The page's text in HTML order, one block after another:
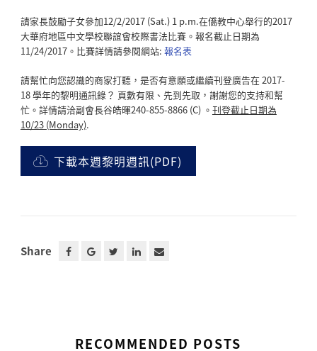
請家長鼓勵子女參加12/2/2017 (Sat.) 1 p.m.在僑教中心舉行的2017
大華府地區中文學校聯誼會校際書法比賽。報名截止日期為
11/24/2017。比賽詳情請參閱網站: 報名表
請幫忙向您認識的商家打聽，是否有意願或繼續刊登廣告在 2017-
18 學年的黎明通訊錄？ 頁數有限、先到先取，謝謝您的支持和幫
忙。詳情請洽副會長谷皓暉240-855-8866 (C) 。 刊登截止日期為
10/23 (Monday).
下載本週黎明週訊(PDF)
Share
RECOMMENDED POSTS